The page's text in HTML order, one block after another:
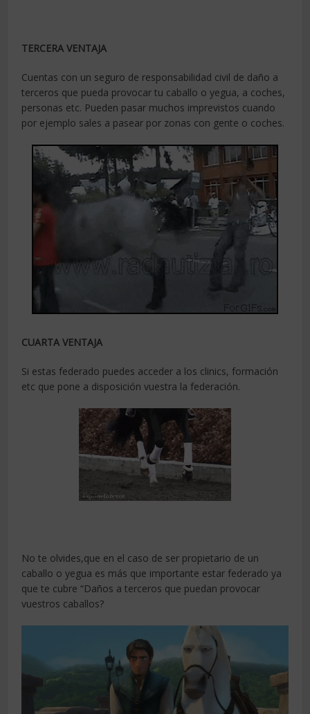
TERCERA VENTAJA
Cuentas con un seguro de responsabilidad civil de daño a
terceros que pueda provocar tu caballo o yegua, a coches,
personas etc. Pueden pasar muchos imprevistos cuando
por ejemplo sales a pasear por zonas con gente o coches.
CUARTA VENTAJA
Si estas federado puedes acceder a los clinics, formación
etc que pone a disposición vuestra la federación.
No te olvides,que en el caso de ser propietario de un
caballo o yegua es más que importante estar federado ya
que te cubre “Daños a terceros que puedan provocar
vuestros caballos?